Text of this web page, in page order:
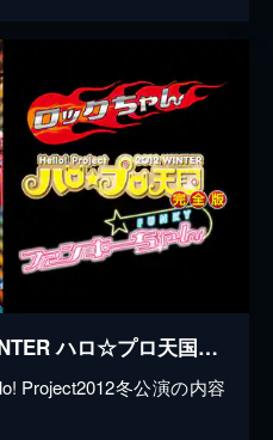
Hello! Project 2012 WINTER ハロ☆プロ天国～ロックちゃん・ファンキーちゃん～完全版
Project2012冬公演の内容